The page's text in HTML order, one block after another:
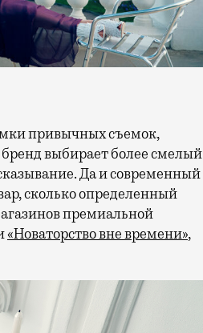
выбирает более смелый
Да и современный
сколько определенный
премиальной
«Новаторство вне времени»,